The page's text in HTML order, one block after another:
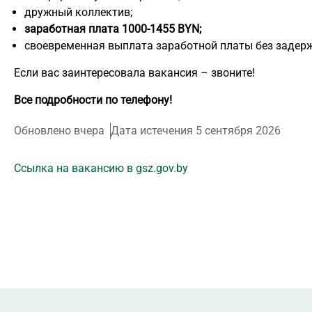
дружный коллектив;
заработная плата 1000-1455 BYN;
своевременная выплата заработной платы без
Если вас заинтересовала вакансия – звоните!
Все подробности по телефону!
Обновлено вчера Дата истечения 5 сентября 2026
Ссылка на вакансию в gsz.gov.by